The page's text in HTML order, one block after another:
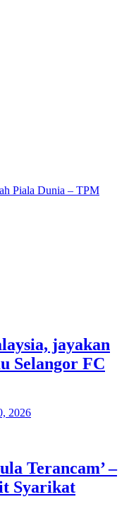
Piala Dunia – TPM
jayakan
Selangor FC
2026
Terancam’ –
Syarikat